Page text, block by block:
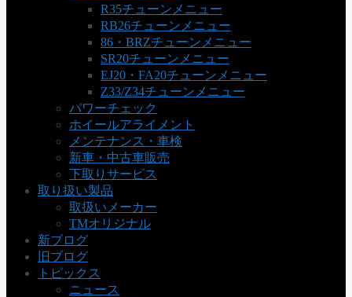
R35チューンメニュー
RB26チューンメニュー
86・BRZチューンメニュー
SR20チューンメニュー
EJ20・FA20チューンメニュー
Z33/Z34チューンメニュー
パワーチェック
ホイールアライメント
メンテナンス・車検
新車・中古車販売
下取りサービス
取り扱い製品
取扱いメーカー
TMオリジナル
新ブログ
旧ブログ
トピックス
ニュース